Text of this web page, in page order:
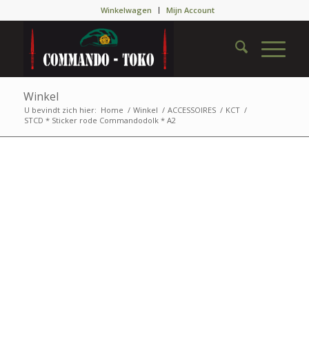
Winkelwagen Mijn Account
Winkel
U bevindt zich hier: Home / Winkel / ACCESSOIRES / KCT /
STCD * Sticker rode Commandodolk * A2